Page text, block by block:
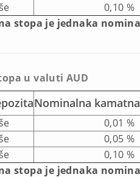
0,10 %
stopa je jednaka
u valuti AUD
Nominalna
0,01 %
0,05 %
0,10 %
stopa je jednaka